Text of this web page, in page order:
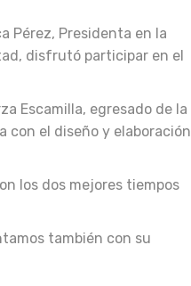
Pérez, Presidenta en la
disfrutó participar en el
Escamilla, egresado de la
con el diseño y elaboración
los dos mejores tiempos
también con su